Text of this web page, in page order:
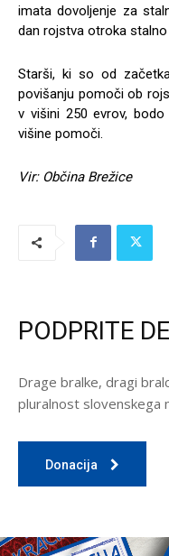
imata dovoljenje za
dan rojstva otroka stalno
Starši, ki so od
povišanju pomoči ob
v višini 250 evrov,
višine pomoči.
Vir: Občina Brežice
PODPRITE
Drage bralke, dragi
pluralnost slovenskega
Donacija